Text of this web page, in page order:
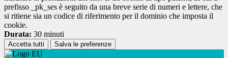
prefisso _pk_ses è seguito da una breve serie di numeri e lettere, che
si ritiene sia un codice di riferimento per il dominio che imposta il
cookie.
Durata: 30 minuti
Accetta tutti Salva le preferenze